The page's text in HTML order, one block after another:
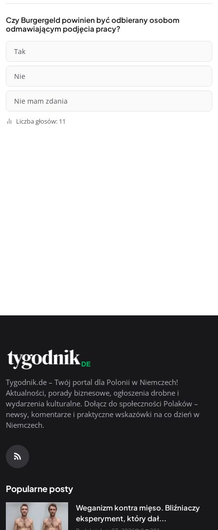
Czy Burgergeld powinien być odbierany osobom
odmawiającym podjęcia pracy?
Tak
Nie
Nie mam zdania
Liczba głosów: 11
Tygodnik.de – Twój portal dla Polonii w Niemczech!
Aktualności, porady biznesowe, ogłoszenia drobne i
wydarzenia kulturalne. Dołącz do społeczności Polaków –
newsy, komentarze i praktyczne wskazówki na co dzień w
Niemczech.
Popularne posty
Weganizm kontra mięso. Bliźniaczy
eksperyment, który dał...